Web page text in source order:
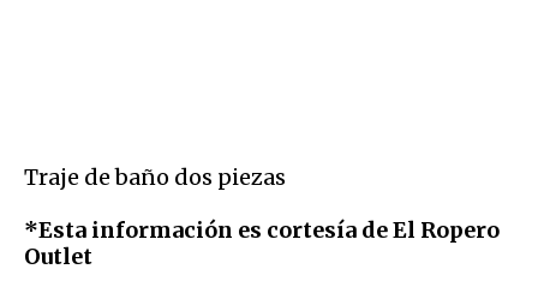
Traje de baño dos piezas
*Esta información es cortesía de El Ropero
Outlet